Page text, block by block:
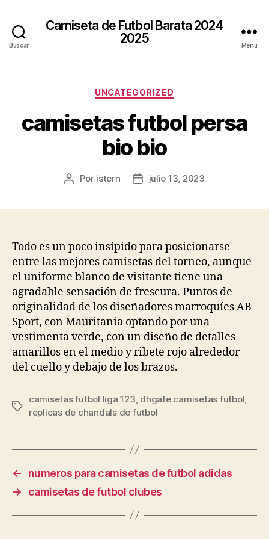
Buscar
Camiseta de Futbol Barata 2024
2025
Menú
Categorías
UNCATEGORIZED
camisetas futbol persa
bio bio
Autor
Por istern
Fechajulio 13, 2023
Todo es un poco insípido para posicionarse
entre las mejores camisetas del torneo, aunque
el uniforme blanco de visitante tiene una
agradable sensación de frescura. Puntos de
originalidad de los diseñadores marroquíes AB
Sport, con Mauritania optando por una
vestimenta verde, con un diseño de detalles
amarillos en el medio y ribete rojo alrededor
del cuello y debajo de los brazos.
Etiquetas
camisetas futbol liga 123 dhgate camisetas futbol
replicas de chandals de futbol
←
numeros para camisetas de futbol adidas
→
camisetas de futbol clubes